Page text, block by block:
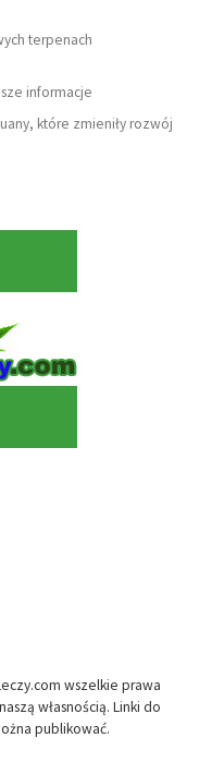
terpenach
informacje
które zmieniły rozwój
wszelkie prawa
własnością. Linki do
publikować.